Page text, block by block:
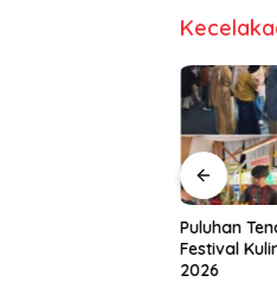
Puluhan
Festival
2026